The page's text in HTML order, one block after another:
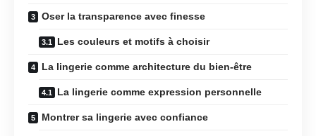
Oser la transparence avec finesse
Les couleurs et motifs à choisir
La lingerie comme architecture du bien-être
La lingerie comme expression personnelle
Montrer sa lingerie avec confiance